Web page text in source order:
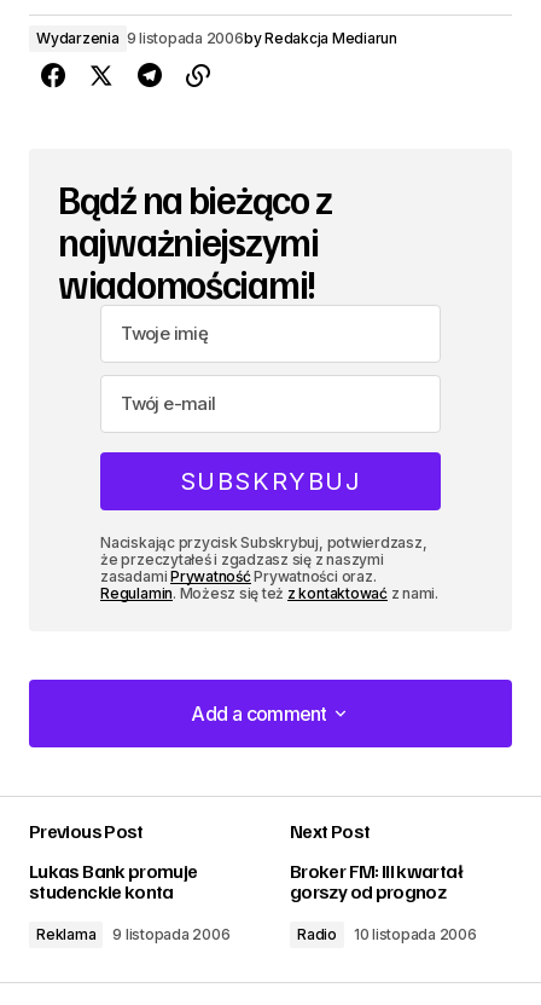
Wydarzenia 9 listopada 2006byRedakcja Mediarun
Bądź na bieżąco z
najważniejszymi
wiadomościami!
Naciskając przycisk Subskrybuj, potwierdzasz,
że przeczytałeś i zgadzasz się z naszymi
zasadamiPrywatnośćPrywatności oraz.
Regulamin. Możesz się też z kontaktowaćz nami.
Add a comment
Add a comment
Previous Post
Lukas Bank promuje
studenckie konta
Reklama 9 listopada 2006
Next Post
Broker FM: III kwartał
gorszy od prognoz
Radio 10 listopada 2006